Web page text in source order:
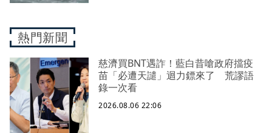
熱門新聞
慈濟買BNT遇詐！藍白昔嗆政府擋疫
苗「必遭天譴」迴力鏢來了 荒謬語
錄一次看
2026.08.06 22:06